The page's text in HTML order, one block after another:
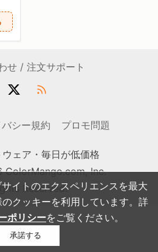
イトのエクスペリエンスを最大
クッキーを利用しています。詳
ポリシーをご覧ください。
承諾する
せ / 注文サポート
シー規約 プロモ問題
ウェア・毎日が低価格
Inc.
Reserved.